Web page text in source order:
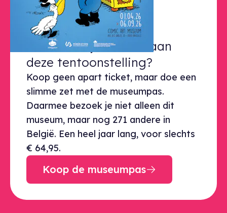
© Pol. Een beertje van alle tijden.
Klaar voor je bezoek aan deze
Klaar voor je bezoek aan
deze tentoonstelling?
Koop geen apart ticket, maar doe een
slimme zet met de museumpas.
Daarmee bezoek je niet alleen dit
museum, maar nog 271 andere in
België. Een heel jaar lang, voor slechts
€ 64,95.
Koop de museumpas